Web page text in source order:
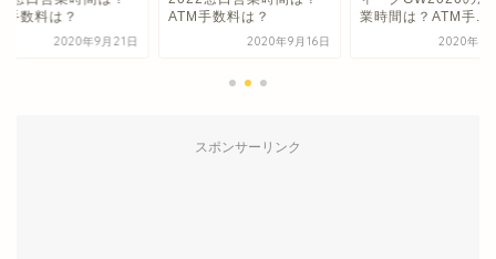
手数料は？
2020年9月21日
ATM手数料は？
2020年9月16日
業時間は？ATM手...
2020年4
スポンサーリンク